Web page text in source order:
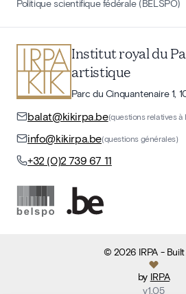
Politique scientifique fédérale (BELSPO)
Institut royal du
artistique
Parc du Cinquantenaire 1,
balat@kikirpa.be(questions relatives à
info@kikirpa.be(questions générales)
+32 (0)2 739 67 11
©2026 IRPA- Built
by IRPA
v1.05